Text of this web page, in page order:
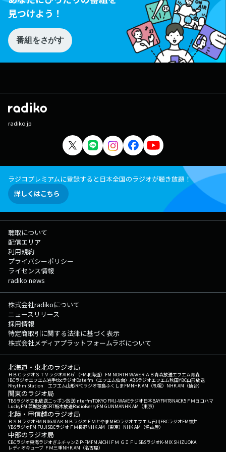
見つけよう！
番組をさがす
radiko.jp
ラジコプレミアムに登録すると日本全国のラジオが聴き放題！
詳しくはこちら
聴取について
配信エリア
利用規約
プライバシーポリシー
ライセンス情報
radiko news
株式会社radikoについて
ニュースリリース
採用情報
特定商取引に関する法律に基づく表示
株式会社メディアプラットフォームラボについて
北海道・東北のラジオ局
ＨＢＣラジオＳＴＶラジオAIR-G'（FM北海道） FM NORTH WAVEＲＡＢ青森放送エフエム青森
IBCラジオエフエム岩手tbcラジオDate fm（エフエム仙台） ABSラジオエフエム秋田YBC山形放送
Rhythm Station エフエム山形RFCラジオ福島ふくしまFMNHK AM（札幌） NHK AM（仙台）
関東のラジオ局
TBSラジオ文化放送ニッポン放送interfmTOKYO FMJ-WAVEラジオ日本BAYFM78NACK5 ＦＭヨコハマ
LuckyFM 茨城放送CRT栃木放送RadioBerryFM GUNMANHK AM（東京）
北陸・甲信越のラジオ局
ＢＳＮラジオFM NIIGATAＫＮＢラジオ ＦＭとやまMROラジオエフエム石川FBCラジオFM福井
YBSラジオFM FUJISBCラジオ ＦＭ長野NHK AM（東京） NHK AM（名古屋）
中部のラジオ局
CBCラジオ東海ラジオぎふチャンZIP-FMFM AICHI ＦＭ ＧＩＦＵ SBSラジオK-MIX SHIZUOKA
レディオキューブ ＦＭ三重NHK AM（名古屋）